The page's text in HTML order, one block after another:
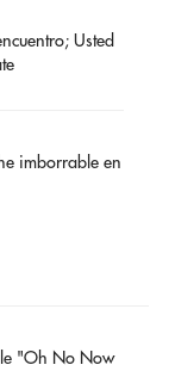
Usted
imborrable en
"Oh No Now